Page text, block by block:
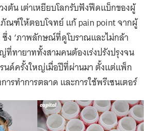
ต้น เต่าเหยียบโลกรับฟังฟีดแบ็กของผู้
ณฑ์ให้ตอบโจทย์ แก้ pain point จากผู้
ซึ่ง ‘ภาพลักษณ์ที่ดูโบราณและไม่กล้า
ที่ทายาททั้งสามคนต้องเร่งปรังปรุงจน
นด์ครั้งใหญ่เมื่อปีที่ผ่านมา ตั้งแต่แพ็ก
ารทำการตลาด และการใช้พรีเซนเตอร์